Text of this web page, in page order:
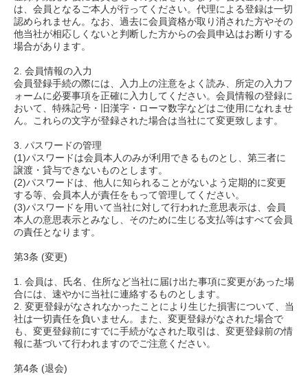
は、会員となるご本人が行ってください。代理による登録は一切
認められません。なお、過去に会員資格が取り消された方やその
他当社が相応しくないと判断した方からの会員申込はお断りする
場合があります。
2. 会員情報の入力
会員登録手続の際には、入力上の注意をよく読み、所定の入力フ
ォームに必要事項を正確に入力してください。会員情報の登録に
おいて、特殊記号・旧漢字・ローマ数字などはご使用になれませ
ん。これらの文字が登録された場合は当社にて変更致します。
3. パスワードの管理
(1)パスワードは会員本人のみが利用できるものとし、第三者に
譲渡・貸与できないものとします。
(2)パスワードは、他人に知られることがないよう定期的に変更
する等、会員本人が責任をもって管理してください。
(3)パスワードを用いて当社に対して行われた意思表示は、会員
本人の意思表示とみなし、そのために生じる支払等はすべて会員
の責任となります。
第3条 (変更)
1. 会員は、氏名、住所など当社に届け出た事項に変更があった場
合には、速やかに当社に連絡するものとします。
2. 変更登録がなされなかったことにより生じた損害について、当
社は一切責任を負いません。また、変更登録がなされた場合で
も、変更登録前にすでに手続がなされた取引は、変更登録前の情
報に基づいて行われますのでご注意ください。
第4条 (退会)